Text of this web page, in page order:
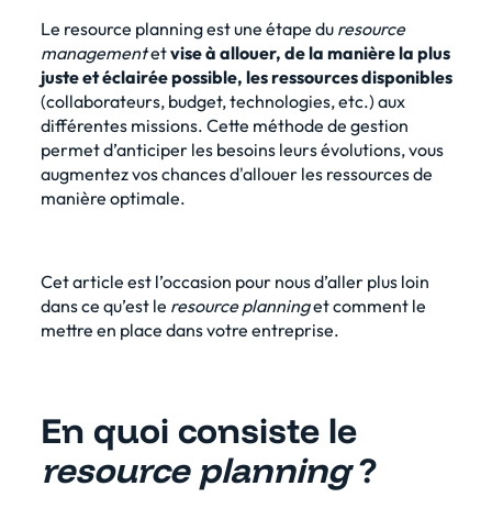
Le resource planning est une étape du resource
managementetvise à allouer, de la manière la plus
juste et éclairée possible, les ressources disponibles
(collaborateurs, budget, technologies, etc.) aux
différentes missions. Cette méthode de gestion
permet d’anticiper les besoins leurs évolutions, vous
augmentez vos chances d'allouer les ressources de
manière optimale.
Cet article est l’occasion pour nous d’aller plus loin
dans ce qu’est le resource planninget comment le
mettre en place dans votre entreprise.
En quoi consiste le
resource planning?